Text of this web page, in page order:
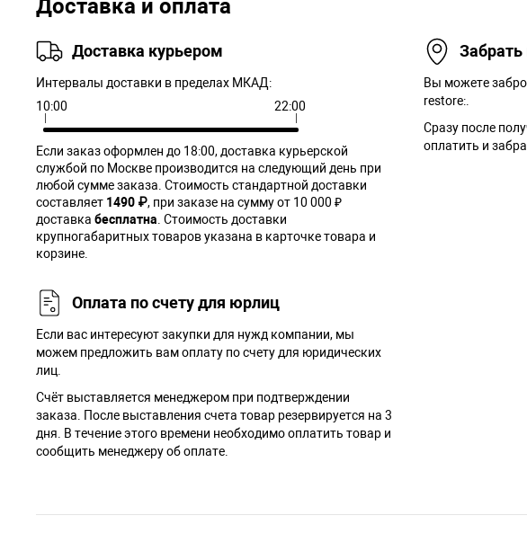
Доставка и оплата
Доставка курьером
Интервалы доставки в пределах МКАД:
10:00
22:00
Если заказ оформлен до 18:00, доставка курьерской
службой по Москве производится на следующий день при
любой сумме заказа. Cтоимость стандартной доставки
составляет 1490 ₽, при заказе на сумму от 10 000 ₽
доставка бесплатна . Стоимость доставки
крупногабаритных товаров указана в карточке товара и
корзине.
Забрать
Вы можете
restore:.
Сразу после
оплатить и
Оплата по счету для юрлиц
Если вас интересуют закупки для нужд компании, мы
можем предложить вам оплату по счету для юридических
лиц.
Счёт выставляется менеджером при подтверждении
заказа. После выставления счета товар резервируется на 3
дня. В течение этого времени необходимо оплатить товар и
сообщить менеджеру об оплате.